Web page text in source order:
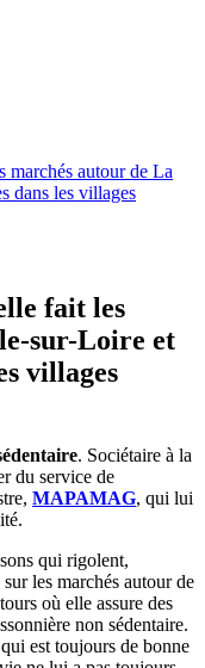
marchés autour de La
dans les villages
fait les
sur-Loire et
villages
. Sociétaire à la
du service de
MAPAMAG, qui lui
qui rigolent,
les marchés autour de
où elle assure des
non sédentaire.
est toujours de bonne